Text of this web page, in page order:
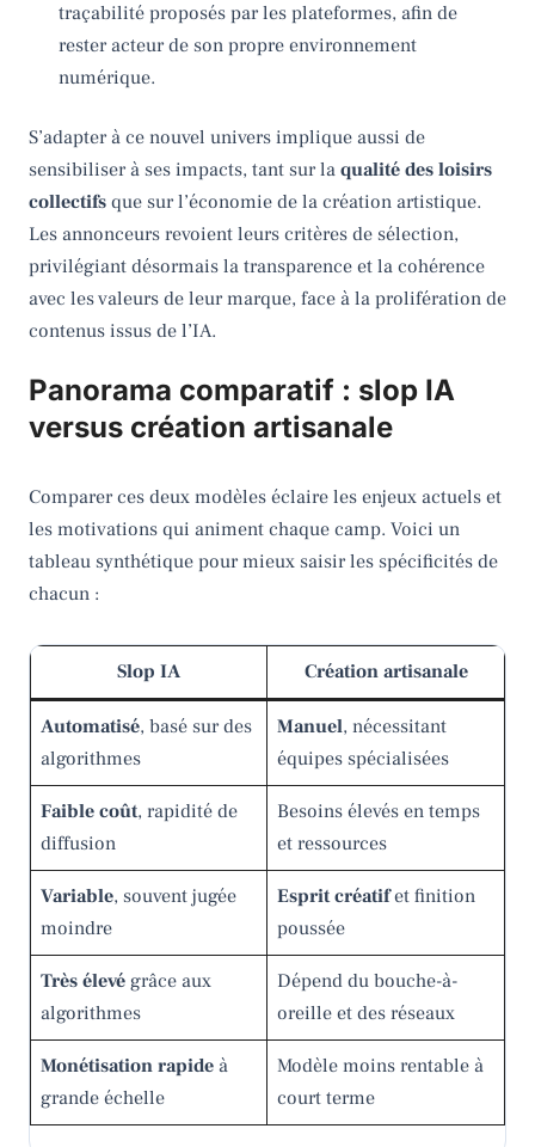
traçabilité proposés par les plateformes, afin de
rester acteur de son propre environnement
numérique.
S’adapter à ce nouvel univers implique aussi de
sensibiliser à ses impacts, tant sur la qualité des loisirs
collectifs que sur l’économie de la création artistique.
Les annonceurs revoient leurs critères de sélection,
privilégiant désormais la transparence et la cohérence
avec les valeurs de leur marque, face à la prolifération de
contenus issus de l’IA.
Panorama comparatif : slop IA
versus création artisanale
Comparer ces deux modèles éclaire les enjeux actuels et
les motivations qui animent chaque camp. Voici un
tableau synthétique pour mieux saisir les spécificités de
chacun :
Slop IA Création artisanale
Automatisé, basé sur des
algorithmes
Manuel, nécessitant
équipes spécialisées
Faible coût, rapidité de
diffusion
Besoins élevés en temps
et ressources
Variable, souvent jugée
moindre
Esprit créatifet finition
poussée
Très élevé grâce aux
algorithmes
Dépend du bouche-à-
oreille et des réseaux
Monétisation rapide à
grande échelle
Modèle moins rentable à
court terme